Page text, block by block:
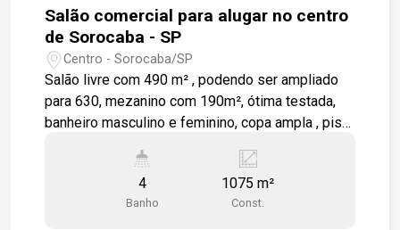
Salão comercial para alugar no centro
de Sorocaba - SP
Centro - Sorocaba/SP
Salão livre com 490 m² , podendo ser ampliado
para 630, mezanino com 190m², ótima testada,
banheiro masculino e feminino, copa ampla , piso
para te atender. Gostaria de saber mais
informações ou agendar uma visita?
4
Banho
1075 m²
Const.